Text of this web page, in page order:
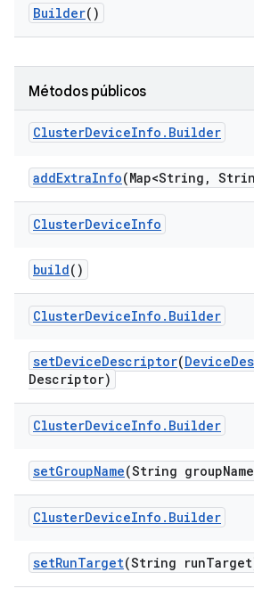
Builder()
Métodos públicos
ClusterDeviceInfo . Builder
addExtraInfo(Map<String ,
ClusterDeviceInfo
build()
ClusterDeviceInfo . Builder
setDeviceDescriptor(Device
Descriptor)
ClusterDeviceInfo . Builder
setGroupName(String group
ClusterDeviceInfo . Builder
setRunTarget(String run